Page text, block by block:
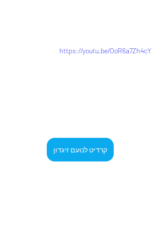
https://youtu.be/OoR6a7Zh4cY
קרדיט לנועם זיגדון